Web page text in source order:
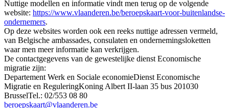
Nuttige modellen en informatie vindt men terug op de volgende
website: https://www.vlaanderen.be/beroepskaart-voor-buitenlandse-
ondernemers.
Op deze websites worden ook een reeks nuttige adressen vermeld,
van Belgische ambassades, consulaten en ondernemingsloketten
waar men meer informatie kan verkrijgen.
De contactgegevens van de gewestelijke dienst Economische
migratie zijn:
Departement Werk en Sociale economieDienst Economische
Migratie en ReguleringKoning Albert II-laan 35 bus 201030
BrusselTel.: 02/553 08 80
beroepskaart@vlaanderen.be